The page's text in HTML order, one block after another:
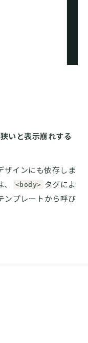
いと表示崩れする
ザインにも依存しま
<body> タグによ
ンプレートから呼び